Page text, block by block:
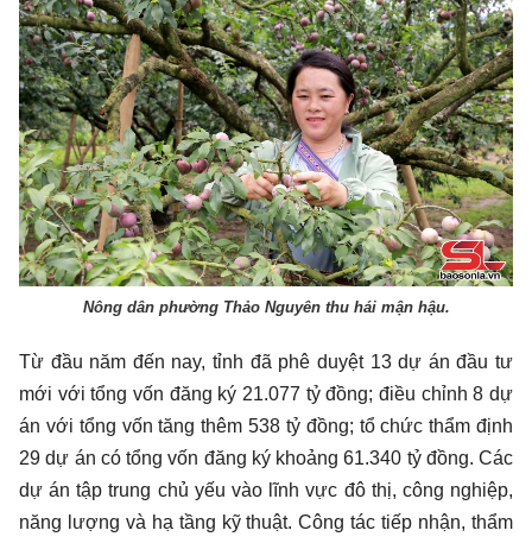
Nông dân phường Thảo Nguyên thu hái mận hậu.
Từ đầu năm đến nay, tỉnh đã phê duyệt 13 dự án đầu tư
mới với tổng vốn đăng ký 21.077 tỷ đồng; điều chỉnh 8 dự
án với tổng vốn tăng thêm 538 tỷ đồng; tổ chức thẩm định
29 dự án có tổng vốn đăng ký khoảng 61.340 tỷ đồng. Các
dự án tập trung chủ yếu vào lĩnh vực đô thị, công nghiệp,
năng lượng và hạ tầng kỹ thuật. Công tác tiếp nhận, thẩm